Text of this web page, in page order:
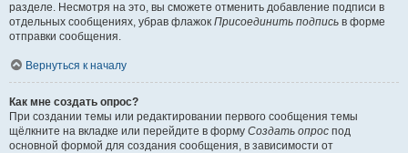
разделе. Несмотря на это, вы сможете отменить добавление подписи в
отдельных сообщениях, убрав флажок Присоединить подпись в форме
отправки сообщения.
Вернуться к началу
Как мне создать опрос?
При создании темы или редактировании первого сообщения темы
щёлкните на вкладке или перейдите в форму Создать опрос под
основной формой для создания сообщения, в зависимости от